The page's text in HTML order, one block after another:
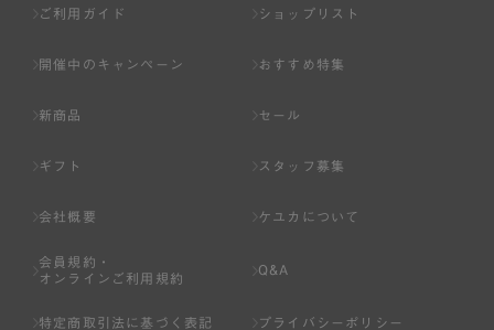
ご利用ガイド ショップリスト
開催中のキャンペーン おすすめ特集
新商品 セール
ギフト スタッフ募集
会社概要 ケユカについて
会員規約・
オンラインご利用規約
Q&A
特定商取引法に基づく表記 プライバシーポリシー